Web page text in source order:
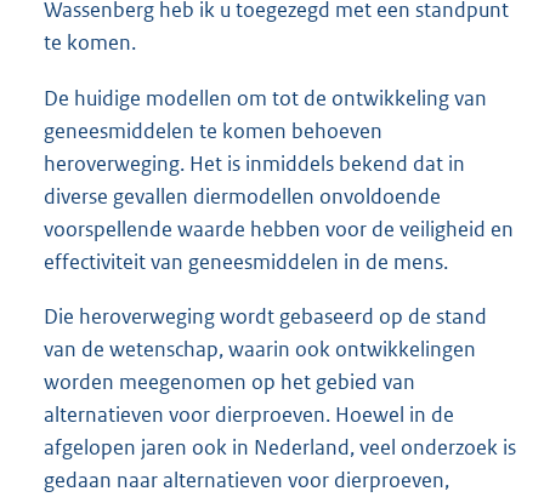
Wassenberg heb ik u toegezegd met een standpunt
te komen.
De huidige modellen om tot de ontwikkeling van
geneesmiddelen te komen behoeven
heroverweging. Het is inmiddels bekend dat in
diverse gevallen diermodellen onvoldoende
voorspellende waarde hebben voor de veiligheid en
effectiviteit van geneesmiddelen in de mens.
Die heroverweging wordt gebaseerd op de stand
van de wetenschap, waarin ook ontwikkelingen
worden meegenomen op het gebied van
alternatieven voor dierproeven. Hoewel in de
afgelopen jaren ook in Nederland, veel onderzoek is
gedaan naar alternatieven voor dierproeven,